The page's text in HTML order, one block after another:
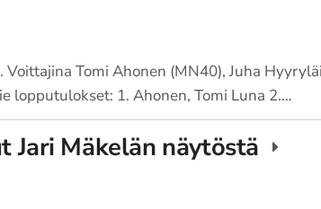
Tomi Ahonen (MN40), Juha
lopputulokset: 1. Ahonen, Tomi Luna 2.…
Jari Mäkelän näytöstä